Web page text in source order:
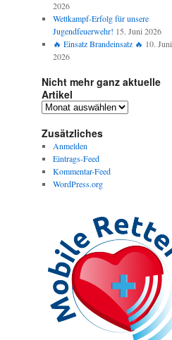
2026
Wettkampf-Erfolg für unsere
Jugendfeuerwehr! 15. Juni 2026
🔥 Einsatz Brandeinsatz 🔥 10. Juni
2026
Nicht mehr ganz aktuelle
Artikel
Zusätzliches
Anmelden
Eintrags-Feed
Kommentar-Feed
WordPress.org